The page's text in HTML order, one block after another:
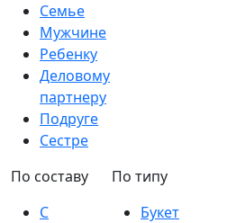
Семье
Мужчине
Ребенку
Деловому
партнеру
Подруге
Сестре
По составу
С
По типу
Букет